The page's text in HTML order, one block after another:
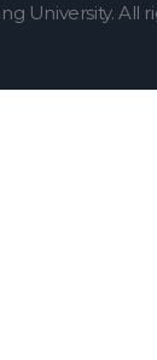
University. All